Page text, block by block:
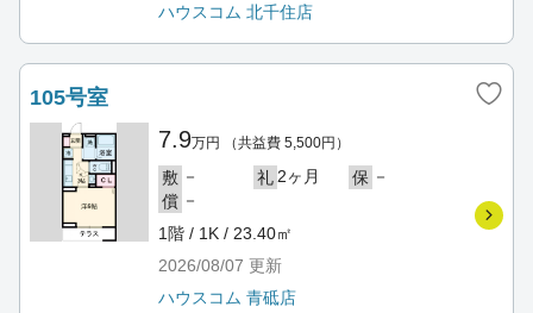
ハウスコム 北千住店
105号室
7.9万円 （共益費 5,500円）
敷 － 礼 2ヶ月 保 －
償 －
1階 / 1K / 23.40㎡
2026/08/07 更新
ハウスコム 青砥店